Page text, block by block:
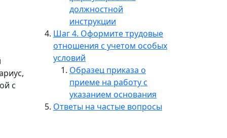
с
должностной
инструкции
Шаг 4. Оформите трудовые
отношения с учетом особых
условий
Образец приказа о
приеме на работу с
указанием основания
Ответы на частые вопросы